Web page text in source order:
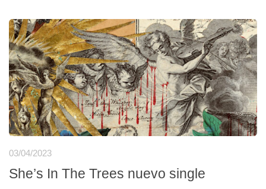
03/04/2023
She’s In The Trees nuevo single